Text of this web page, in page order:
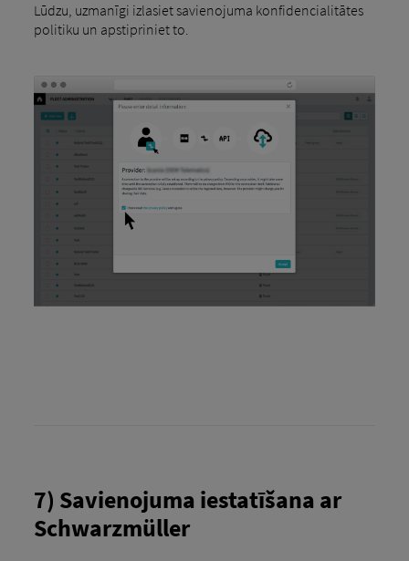
Lūdzu, uzmanīgi izlasiet savienojuma konfidencialitātes
politiku un apstipriniet to.
7) Savienojuma iestatīšana ar
Schwarzmüller